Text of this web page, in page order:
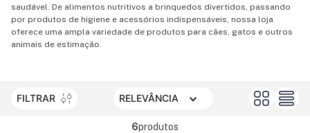
saudável. De alimentos nutritivos a brinquedos divertidos, passando
por produtos de higiene e acessórios indispensáveis, nossa loja
oferece uma ampla variedade de produtos para cães, gatos e outros
animais de estimação.
FILTRAR RELEVÂNCIA
6produtos